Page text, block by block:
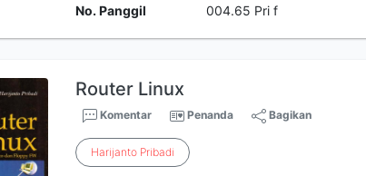
No. Panggil
004.65 Pri f
Router Linux
Komentar Penanda Bagikan
Harijanto Pribadi